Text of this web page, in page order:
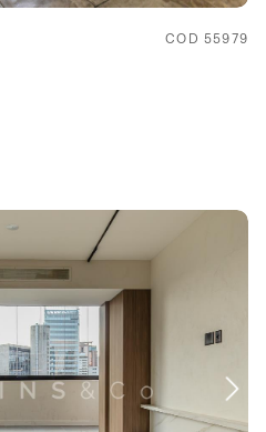
COD 55979